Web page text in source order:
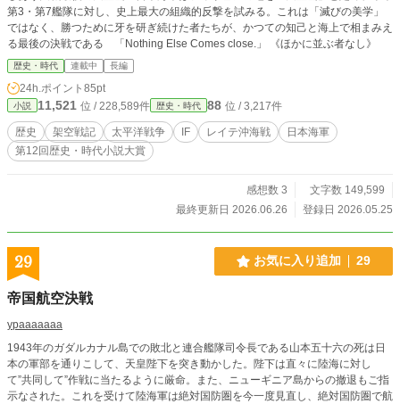
第3・第7艦隊に対し、史上最大の組織的反撃を試みる。これは「滅びの美学」
ではなく、勝つために牙を研ぎ続けた者たちが、かつての知己と海上で相まみえ
る最後の決戦である 「Nothing Else Comes close.」 《ほかに並ぶ者なし》
歴史・時代 連載中 長編
24h.ポイント 85pt
小説 11,521 位 / 228,589件 歴史・時代 88 位 / 3,217件
歴史 架空戦記 太平洋戦争 IF レイテ沖海戦
日本海軍
第12回歴史・時代小説大賞
感想数 3
文字数 149,599
最終更新日 2026.06.26
登録日 2026.05.25
29 お気に入り追加 29
帝国航空決戦
ypaaaaaaa
1943年のガダルカナル島での敗北と連合艦隊司令長である山本五十六の死は日
本の軍部を通りこして、天皇陛下を突き動かした。陛下は直々に陸海に対し
て”共同して”作戦に当たるように厳命。また、ニューギニア島からの撤退もご指
示なされた。これを受けて陸海軍は絶対国防圏を今一度見直し、絶対国防圏で航